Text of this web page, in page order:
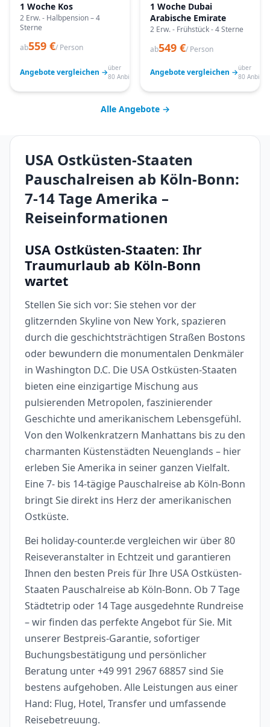
1 Woche Kos
2 Erw. - Halbpension – 4
Sterne
ab559 €/ Person
Angebote vergleichen →über
80 Anbieter
1 Woche Dubai
Arabische Emirate
2 Erw. - Frühstück - 4 Sterne
ab549 €/ Person
Angebote vergleichen →über
80
Alle Angebote →
USA Ostküsten-Staaten
Pauschalreisen ab Köln-Bonn:
7-14 Tage Amerika –
Reiseinformationen
USA Ostküsten-Staaten: Ihr
Traumurlaub ab Köln-Bonn
wartet
Stellen Sie sich vor: Sie stehen vor der
glitzernden Skyline von New York, spazieren
durch die geschichtsträchtigen Straßen Bostons
oder bewundern die monumentalen Denkmäler
in Washington D.C. Die USA Ostküsten-Staaten
bieten eine einzigartige Mischung aus
pulsierenden Metropolen, faszinierender
Geschichte und amerikanischem Lebensgefühl.
Von den Wolkenkratzern Manhattans bis zu den
charmanten Küstenstädten Neuenglands – hier
erleben Sie Amerika in seiner ganzen Vielfalt.
Eine 7- bis 14-tägige Pauschalreise ab Köln-Bonn
bringt Sie direkt ins Herz der amerikanischen
Ostküste.
Bei holiday-counter.de vergleichen wir über 80
Reiseveranstalter in Echtzeit und garantieren
Ihnen den besten Preis für Ihre USA Ostküsten-
Staaten Pauschalreise ab Köln-Bonn. Ob 7 Tage
Städtetrip oder 14 Tage ausgedehnte Rundreise
– wir finden das perfekte Angebot für Sie. Mit
unserer Bestpreis-Garantie, sofortiger
Buchungsbestätigung und persönlicher
Beratung unter +49 991 2967 68857 sind Sie
bestens aufgehoben. Alle Leistungen aus einer
Hand: Flug, Hotel, Transfer und umfassende
Reisebetreuung.